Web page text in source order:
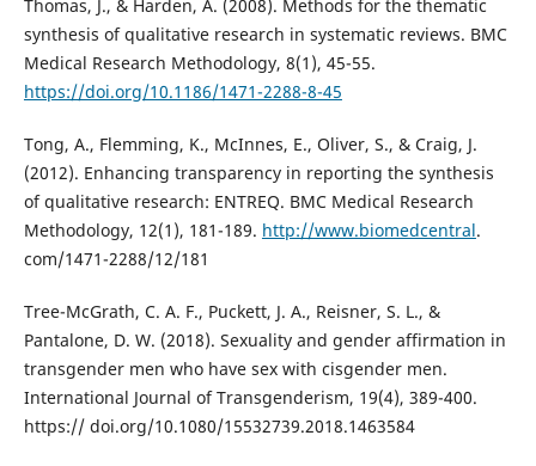
Thomas, J., & Harden, A. (2008). Methods for the thematic
synthesis of qualitative research in systematic reviews. BMC
Medical Research Methodology, 8(1), 45-55.
https://doi.org/10.1186/1471-2288-8-45
Tong, A., Flemming, K., McInnes, E., Oliver, S., & Craig, J.
(2012). Enhancing transparency in reporting the synthesis
of qualitative research: ENTREQ. BMC Medical Research
Methodology, 12(1), 181-189. http://www.biomedcentral.
com/1471-2288/12/181
Tree-McGrath, C. A. F., Puckett, J. A., Reisner, S. L., &
Pantalone, D. W. (2018). Sexuality and gender affirmation in
transgender men who have sex with cisgender men.
International Journal of Transgenderism, 19(4), 389-400.
https:// doi.org/10.1080/15532739.2018.1463584